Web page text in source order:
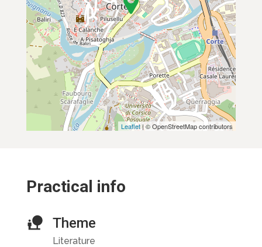
Leaflet| © OpenStreetMap contributors
Practical info
Theme
Literature